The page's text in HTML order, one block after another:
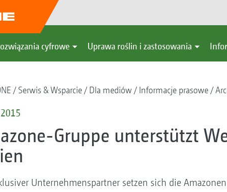
cyfrowe Uprawa roślin i zastosowania
Serwis & Wsparcie Dla mediów Informacje prasowe
Gruppe unterstützt
Unternehmenspartner setzen sich die